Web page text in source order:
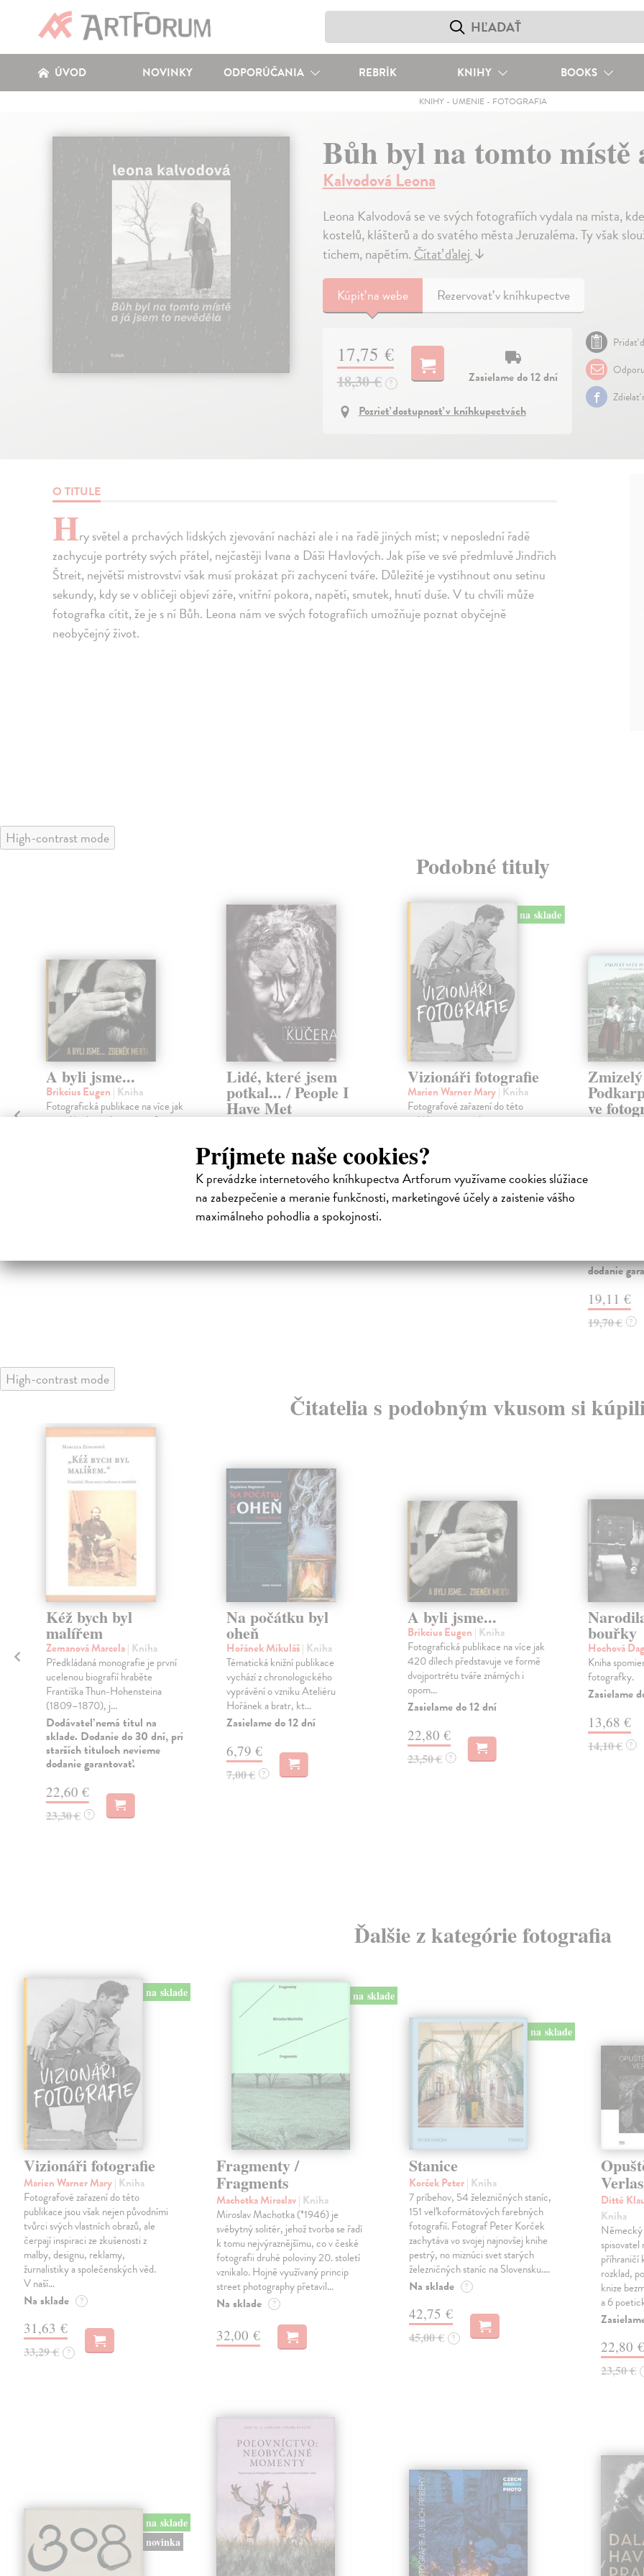
Príjmete naše cookies?
K prevádzke internetového kníhkupectva Artforum využívame cookies slúžiace
na zabezpečenie a meranie funkčnosti, marketingové účely a zaistenie vášho
maximálneho pohodlia a spokojnosti.
ÚVOD NOVINKY ODPORÚČANIA REBRÍK KNIHY BOOKS
KNIHY- UMENIE- FOTOGRAFIA
Bůh byl na tomto místě
Kalvodová Leona
Leona Kalvodová se ve svých fotografiích vydala na místa,
kostelů, klášterů a do svatého města Jeruzaléma. Ty však
tichem, napětím.Čítať ďalej↓
Kúpiťna webe Rezervovať v kníhkupectve
17,75 €
18,30 € ?
Zasielame do 12 dní
Pozrieť dostupnosť v kníhkupectvách
Pridať
Zdielať
O TITULE
Hry světel a prchavých lidských zjevování nachází ale i na řadě jiných míst; v neposlední řadě
zachycuje portréty svých přátel, nejčastěji Ivana a Dáši Havlových. Jak píše ve své předmluvě Jindřich
Štreit, největší mistrovství však musí prokázat při zachycení tváře. Důležité je vystihnout onu setinu
sekundy, kdy se v obličeji objeví záře, vnitřní pokora, napětí, smutek, hnutí duše. V tu chvíli může
fotografka cítit, že je s ní Bůh. Leona nám ve svých fotografiích umožňuje poznat obyčejně
neobyčejný život.
High-contrast mode
Podobné tituly
A byli jsme...
Brikcius Eugen | Kniha
Fotografická publikace na více jak
420 dílech představuje ve formě
Lidé, které jsem
potkal... / People I
Have Met
Zasielame do 12 dní
31,43 €
32,40 € ?
na sklade
Vizionáři fotografie
Marien Warner Mary| Kniha
Fotografové zařazení do této
publikace jsou však nejen
obrazů, ale ...
Na sklade
31,63 €
ve
publikace
starších
dodanie
19,11 €
19,70 € ?
High-contrast mode
Čitatelia s podobným vkusom si
Kéž bych byl
malířem
Zemanová Marcela| Kniha
Předkládaná monografie je první
ucelenou biografií hraběte
Františka Thun-Hohensteina
(1809–1870), j...
Dodávateľ nemá titul na
sklade. Dodanie do 30 dní, pri
starších tituloch nevieme
dodanie garantovať.
22,60 €
23,30 € ?
Na počátku byl
oheň
Hořánek Mikuláš| Kniha
Tématická knižní publikace
vychází z chronologického
vyprávění o vzniku Ateliéru
Hořánek a bratr, kt...
Zasielame do 12 dní
6,79 €
7,00 € ?
A byli jsme...
Brikcius Eugen | Kniha
Fotografická publikace na více jak
420 dílech představuje ve formě
dvojportrétu tváře známých i
opom...
Zasielame do 12 dní
22,80 €
23,50 € ?
bouřky
Hochová
Kniha
fotografky.
Zasielame
13,68 €
14,10 € ?
Ďalšie z kategórie fotografia
na sklade
Vizionáři fotografie
Marien Warner Mary| Kniha
Fotografové zařazení do této
publikace jsou však nejen původními
tvůrci svých vlastních obrazů, ale
čerpají inspiraci ze zkušenosti z
malby, designu, reklamy,
žurnalistiky a společenských věd.
V naší…
Na sklade ?
31,63 €
33,29 € ?
na sklade
Fragmenty /
Fragments
Machotka Miroslav| Kniha
Miroslav Machotka (*1946) je
svébytný solitér, jehož tvorba se řadí
k tomu nejvýraznějšímu, co v české
fotografii druhé poloviny 20. století
vznikalo. Hojně využívaný princip
street photography přetavil…
Na sklade ?
32,00 €
na sklade
Stanice
Korček Peter| Kniha
7 príbehov, 54 železničných staníc,
151 veľkoformátových farebných
fotografií. Fotograf Peter Korček
zachytáva vo svojej najnovšej knihe
pestrý, no miznúci svet starých
železničných staníc na Slovensku.…
Na sklade ?
42,75 €
45,00 € ?
Ditté
Kniha
spisovatel
příhraničí
rozklad,
knize
a 6
22,80
23,50 €
na sklade
novinka